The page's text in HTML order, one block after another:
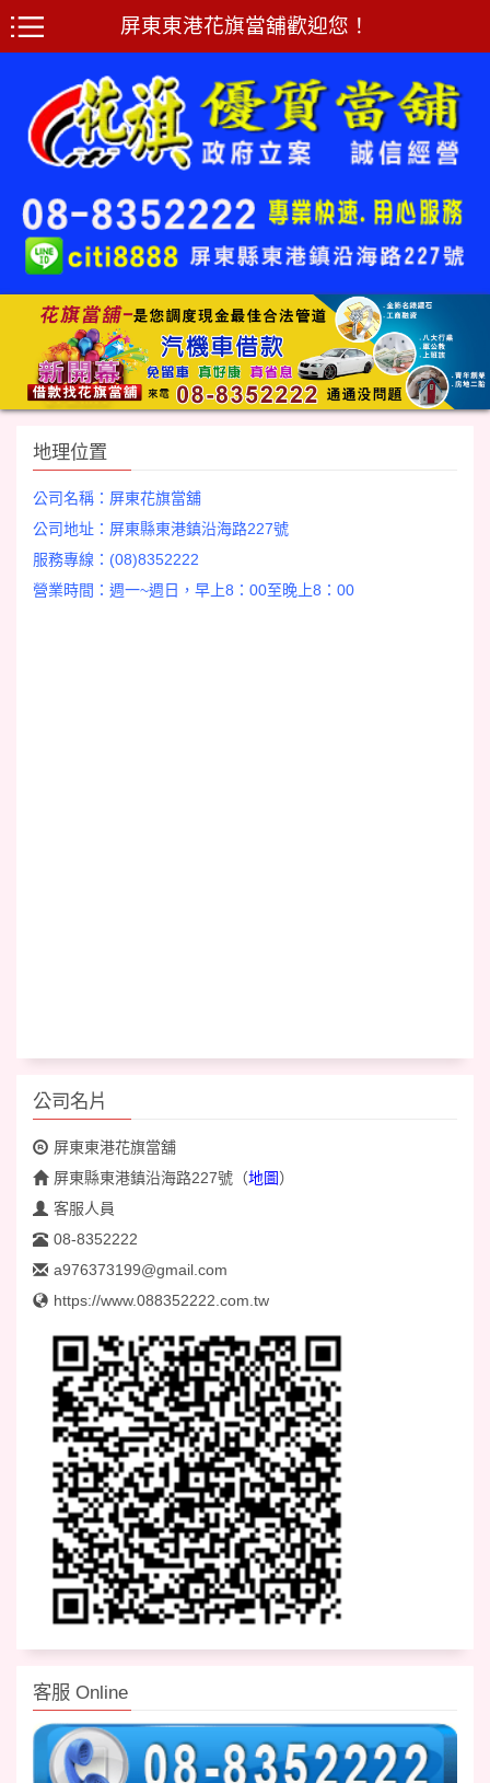
屏東東港花旗當舖歡迎您！
地理位置
公司名稱：屏東花旗當舖
公司地址：屏東縣東港鎮沿海路227號
服務專線：(08)8352222
營業時間： 週一~週日，早上8：00至晚上8：00
公司名片
屏東東港花旗當舖
屏東縣東港鎮沿海路227號 （地圖）
客服人員
08-8352222
a976373199@gmail.com
https://www.088352222.com.tw
客服 Online